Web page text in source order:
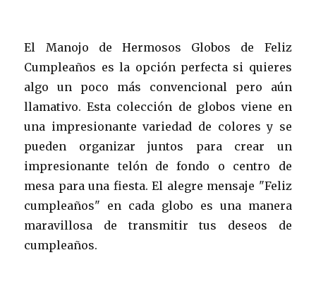
El Manojo de Hermosos Globos de Feliz
Cumpleaños es la opción perfecta si quieres
algo un poco más convencional pero aún
llamativo. Esta colección de globos viene en
una impresionante variedad de colores y se
pueden organizar juntos para crear un
impresionante telón de fondo o centro de
mesa para una fiesta. El alegre mensaje "Feliz
cumpleaños" en cada globo es una manera
maravillosa de transmitir tus deseos de
cumpleaños.